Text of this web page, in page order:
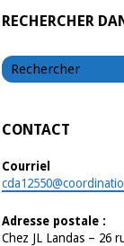
RECHERCHER
CONTACT
Courriel
Adresse postale :
Chez JL Landas – 26